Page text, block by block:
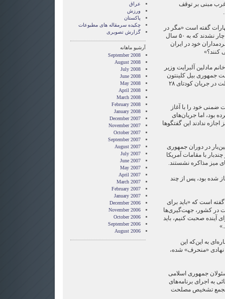
غرب مبنی بر توقف
گفته است «مگر در
زمان دولت قبل رهبران آمریكا ناچار نشدند كه به ۵۰ سال
خود در ایران
كنند؟»
مادلین آلبرایت وزیر
جمهوری بیل کلینتون
است از مردم ایران به خاطر دخالت در جریان کودتای ۲۸
ضمنی خود را با آغاز
بود، اما جریان‌های
ندادند این گفتگو‌ها
در دوران جمهوری
با مقامات آمریکا
میز مذاکره نشستند.
شده بود، پس از چند
است که «باید برای
در كشور، جهت‌گیری‌ها
صحبت كنیم، باید
به این‌که این
«منحرف» شده،
جمهوری اسلامی
به اجرای برنامه‌های
مصوب مجمع تشخیص مصلحت
عراق
ورزش
پاکستان
چکیده سرمقاله های مطبوعات
گزارش تصويری
آرشیو ماهانه
September 2008
August 2008
July 2008
June 2008
May 2008
April 2008
March 2008
February 2008
January 2008
December 2007
November 2007
October 2007
September 2007
August 2007
July 2007
June 2007
May 2007
April 2007
March 2007
February 2007
January 2007
December 2006
November 2006
October 2006
September 2006
August 2006